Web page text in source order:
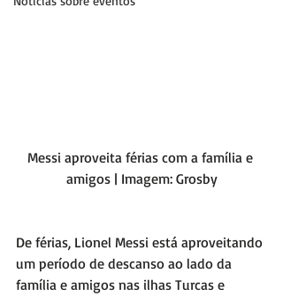
Messi aproveita férias com a família e
amigos | Imagem: Grosby
De férias, Lionel Messi está aproveitando
um período de descanso ao lado da
família e amigos nas ilhas Turcas e